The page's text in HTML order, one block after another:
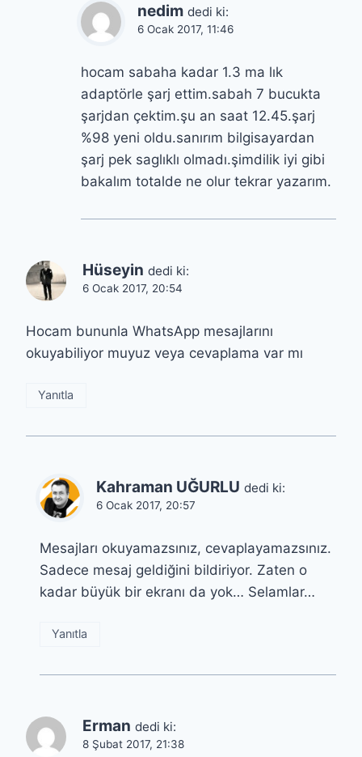
nedim dedi ki:
6 Ocak 2017, 11:46
hocam sabaha kadar 1.3 ma lık
adaptörle şarj ettim.sabah 7 bucukta
şarjdan çektim.şu an saat 12.45.şarj
%98 yeni oldu.sanırım bilgisayardan
şarj pek saglıklı olmadı.şimdilik iyi gibi
bakalım totalde ne olur tekrar yazarım.
Hüseyin dedi ki:
6 Ocak 2017, 20:54
Hocam bununla WhatsApp mesajlarını
okuyabiliyor muyuz veya cevaplama var mı
Yanıtla
Kahraman UĞURLU dedi ki:
6 Ocak 2017, 20:57
Mesajları okuyamazsınız, cevaplayamazsınız.
Sadece mesaj geldiğini bildiriyor. Zaten o
kadar büyük bir ekranı da yok… Selamlar…
Yanıtla
Erman dedi ki:
8 Şubat 2017, 21:38